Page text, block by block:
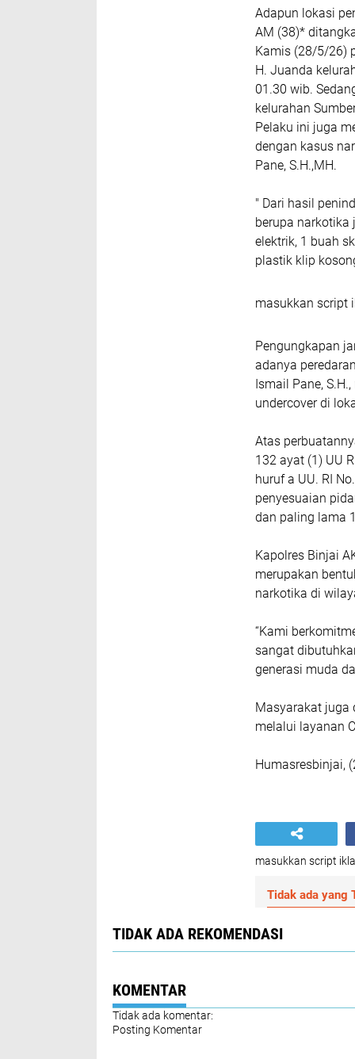
Adapun lokasi
AM (38)*
Kamis (28/5/26)
H. Juanda
01.30 wib.
kelurahan
Pelaku ini juga
dengan kasus
Pane, S.H.,MH.
" Dari hasil
berupa narkotika
elektrik, 1 buah
plastik klip
masukkan script
Pengungkapan
adanya
Ismail Pane,
undercover di
Atas
132 ayat (1) UU
huruf a UU. RI
penyesuaian
dan paling lama
Kapolres Binjai
merupakan
narkotika di
“Kami
sangat
generasi muda
Masyarakat juga
melalui layanan
Humasresbinjai,
masukkan script
Tidak ada yang
TIDAK ADA REKOMENDASI
KOMENTAR
Tidak ada komentar:
Posting Komentar